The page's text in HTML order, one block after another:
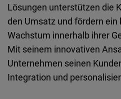
Lösungen unterstützen die
den Umsatz und fördern
Wachstum innerhalb ihrer
Mit seinem innovativen
Unternehmen seinen
Integration und